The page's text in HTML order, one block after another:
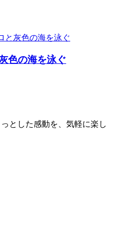
色の海を泳ぐ
とした感動を、気軽に楽し